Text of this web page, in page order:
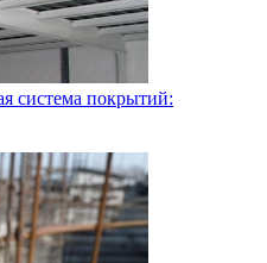
система покрытий: